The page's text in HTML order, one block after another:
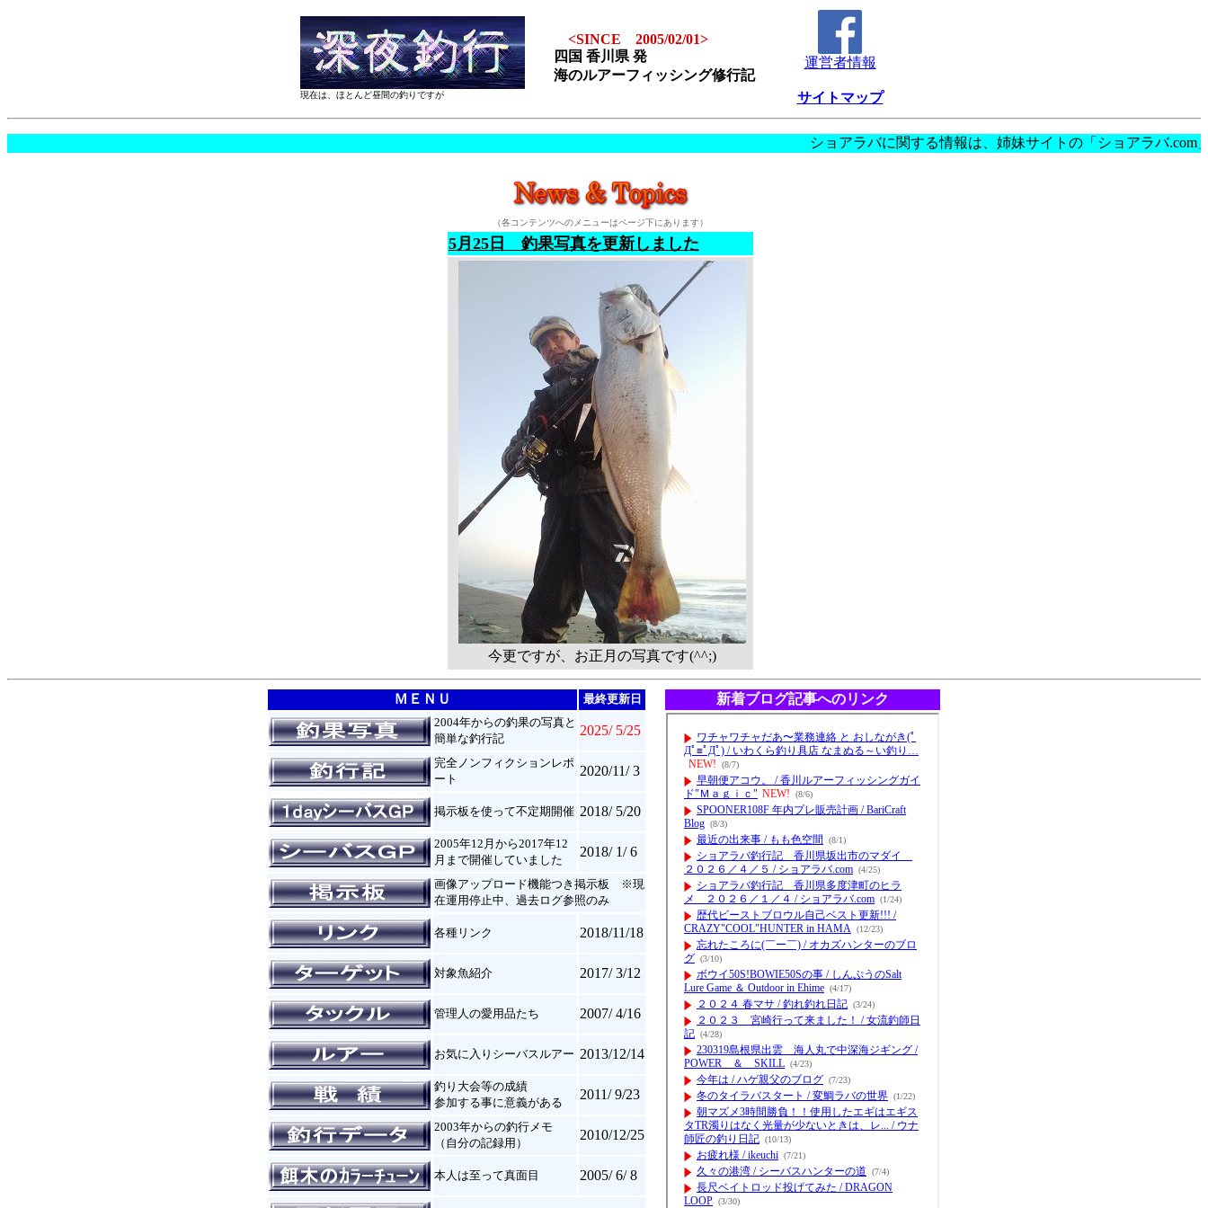
現在は、ほとんど昼間の釣りですが
<SINCE 2005/02/01>
四国 香川県 発
海のルアーフィッシング修行記
運営者情報
サイトマップ
ショアラバに関する情報は、姉妹サイトの「ショアラバ
（各コンテンツへのメニューはページ下にあります）
5月25日 釣果写真を更新しました
今更ですが、お正月の写真です(^^;)
ＭＥＮＵ 最終更新日 新着ブログ記事へのリンク
2004年からの釣果の写真と
簡単な釣行記
2025/ 5/25
完全ノンフィクションレポ
ート
2020/11/ 3
掲示板を使って不定期開催 2018/ 5/20
2005年12月から2017年12
月まで開催していました
2018/ 1/ 6
画像アップロード機能つき掲示板 ※現
在運用停止中、過去ログ参照のみ
各種リンク 2018/11/18
対象魚紹介 2017/ 3/12
管理人の愛用品たち 2007/ 4/16
お気に入りシーバスルアー 2013/12/14
釣り大会等の成績
参加する事に意義がある
2011/ 9/23
2003年からの釣行メモ
（自分の記録用）
2010/12/25
本人は至って真面目 2005/ 6/ 8